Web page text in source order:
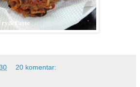
20 komentar: